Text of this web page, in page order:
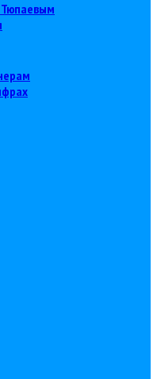
Тюпаевым